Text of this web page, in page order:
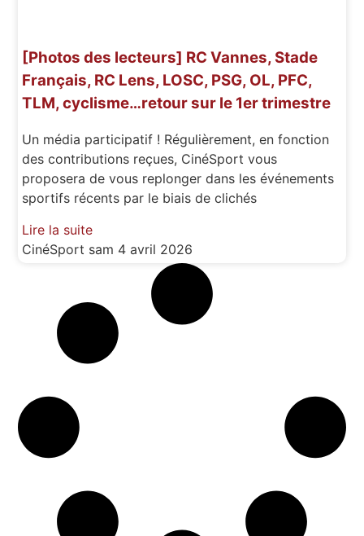
[Photos des lecteurs] RC Vannes, Stade
Français, RC Lens, LOSC, PSG, OL, PFC,
TLM, cyclisme…retour sur le 1er trimestre
Un média participatif ! Régulièrement, en fonction
des contributions reçues, CinéSport vous
proposera de vous replonger dans les événements
sportifs récents par le biais de clichés
Lire la suite
CinéSport sam 4 avril 2026